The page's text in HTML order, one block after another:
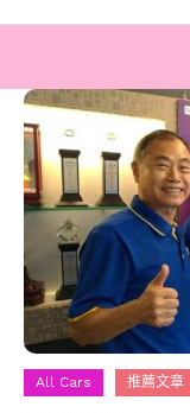
All Cars 推薦文章